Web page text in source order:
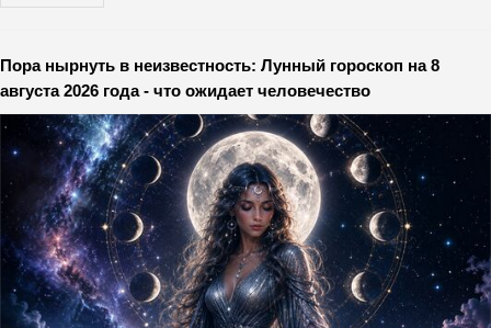
Пора нырнуть в неизвестность: Лунный гороскоп на 8
августа 2026 года - что ожидает человечество